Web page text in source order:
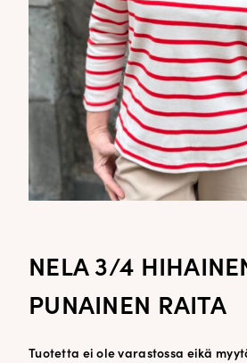
NELA 3/4
PUNAINEN RAITA
Tuotetta ei ole varastossa eikä